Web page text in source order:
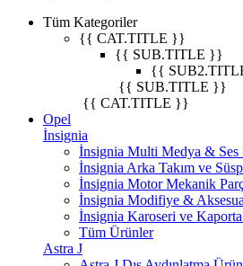
Tüm Kategoriler
{{ CAT.TITLE }}
{{ SUB.TITLE }}
{{
{{ SUB.TITLE }}
{{ CAT.TITLE }}
Opel
İnsignia
İnsignia Multi Medya & Ses
İnsignia Arka Takım ve
İnsignia Motor Mekanik
İnsignia Modifiye &
İnsignia Karoseri ve
Tüm Ürünler
Astra J